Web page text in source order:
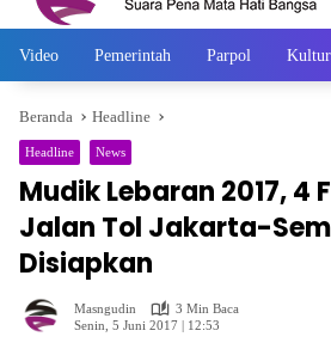
Video Pemerintah Parpol
Beranda Headline
Headline News
Mudik Lebaran 2017, 4
Jalan Tol Jakarta-
Disiapkan
Masngudin
3 Min Baca
Senin, 5 Juni 2017 | 12:53